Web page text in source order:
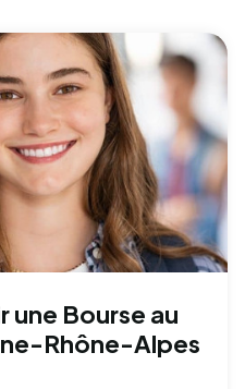
Bourse au
Rhône-Alpes